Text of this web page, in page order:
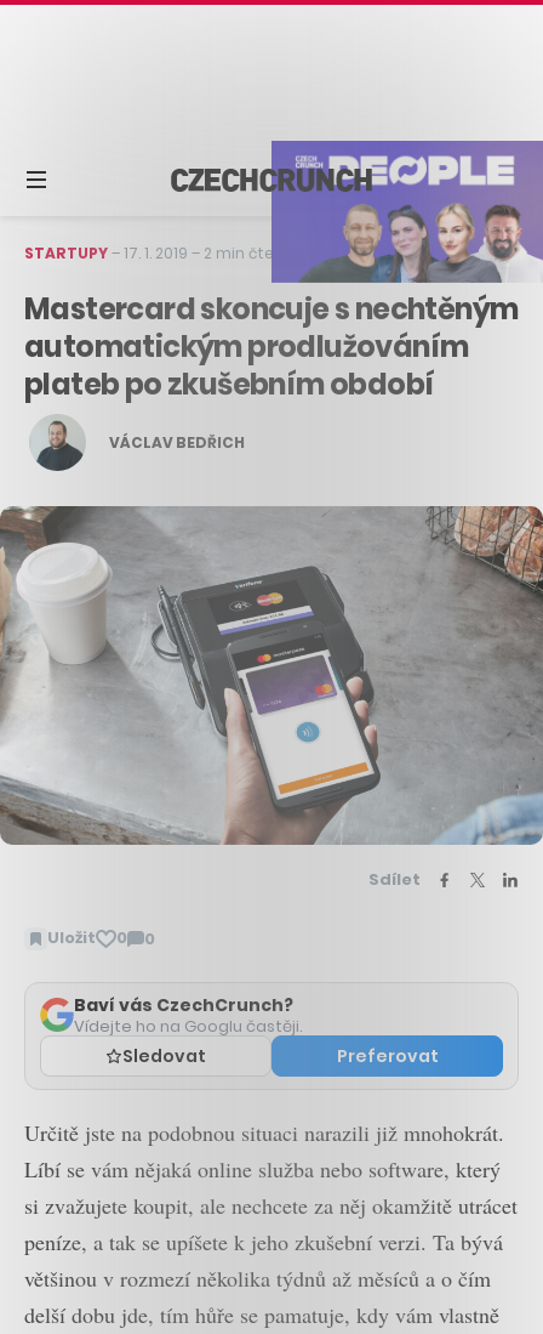
STARTUPY–17. 1. 2019 – 2 min čtení
Mastercard skoncuje s nechtěným
automatickým prodlužováním
plateb po zkušebním období
VÁCLAV BEDŘICH
Sdílet
Uložit 0 0
Zobrazit
Baví vás CzechCrunch?
Vídejte ho na Googlu častěji.
Sledovat Preferovat
Určitě jste na podobnou situaci narazili již mnohokrát.
Líbí se vám nějaká online služba nebo software, který
si zvažujete koupit, ale nechcete za něj okamžitě utrácet
peníze, a tak se upíšete k jeho zkušební verzi. Ta bývá
většinou v rozmezí několika týdnů až měsíců a o čím
delší dobu jde, tím hůře se pamatuje, kdy vám vlastně